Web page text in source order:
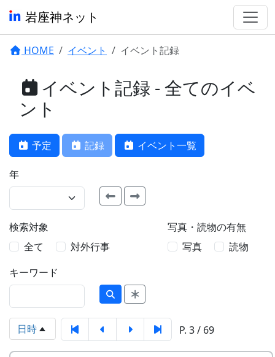
岩座神ネット
HOME イベント イベント記録
イベント記録 - 全てのイベ
ント
予定 記録 イベント一覧
年
検索対象
全て
対外行事
写真・読物の有無
写真
読物
キーワード
日時 P. 3 / 69